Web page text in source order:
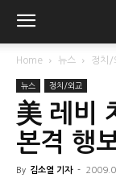
Home 뉴스 정치/
뉴스 정치/외교
美 레비
본격 행
By 김소열 기자 -